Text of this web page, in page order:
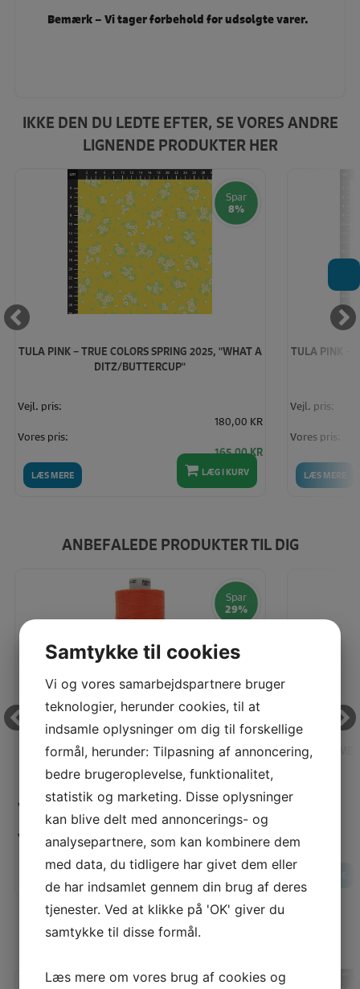
Bemærk – Vi tager forbehold for udsolgte varer.
IKKE DEN DU LEDTE EFTER, SE VORES ANDRE
LIGNENDE PRODUKTER HER
Spar
8%
TULA PINK – TRUE COLORS SPRING 2025, "WHAT A
DITZ/BUTTERCUP"
LÆS MERE
Vejl. pris:
180,00 KR
Vores pris:
165,00 KR
LÆG I KURV
TULA PINK –
LÆS MERE
Vejl. pris:
Vores pris:
ANBEFALEDE PRODUKTER TIL DIG
Spar
29%
PERMA CORE 120 - 1000 M FARVE (45977 - MØRK
Vejl. pris:
35,00 KR
Vores pris:
LÆG I KURV
Vejl. pris:
Vores pris:
Samtykke til cookies
Vi og vores samarbejdspartnere bruger
teknologier, herunder cookies, til at
indsamle oplysninger om dig til forskellige
formål, herunder: Tilpasning af annoncering,
bedre brugeroplevelse, funktionalitet,
statistik og marketing. Disse oplysninger
kan blive delt med annoncerings- og
analysepartnere, som kan kombinere dem
med data, du tidligere har givet dem eller
de har indsamlet gennem din brug af deres
tjenester. Ved at klikke på 'OK' giver du
samtykke til disse formål.
Læs mere om vores brug af cookies og